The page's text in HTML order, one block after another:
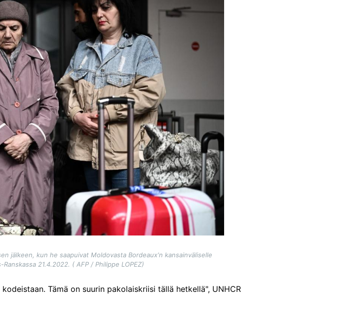
jälkeen, kun he saapuivat Moldovasta Bordeaux'n kansainväliselle
21.4.2022. ( AFP / Philippe LOPEZ)
Tämä on suurin pakolaiskriisi tällä hetkellä", UNHCR